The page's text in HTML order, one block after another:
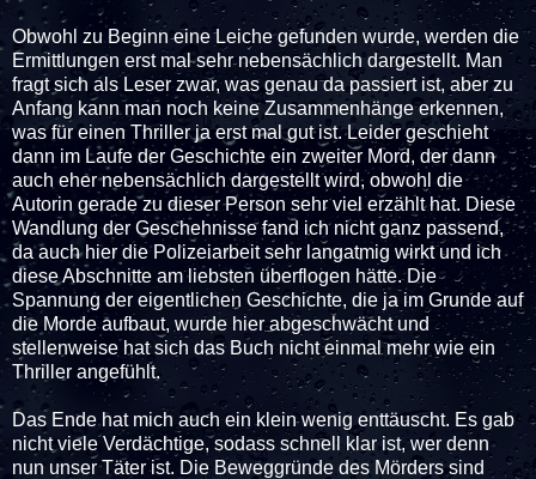
Obwohl zu Beginn eine Leiche gefunden wurde, werden die
Ermittlungen erst mal sehr nebensächlich dargestellt. Man
fragt sich als Leser zwar, was genau da passiert ist, aber zu
Anfang kann man noch keine Zusammenhänge erkennen,
was für einen Thriller ja erst mal gut ist. Leider geschieht
dann im Laufe der Geschichte ein zweiter Mord, der dann
auch eher nebensächlich dargestellt wird, obwohl die
Autorin gerade zu dieser Person sehr viel erzählt hat. Diese
Wandlung der Geschehnisse fand ich nicht ganz passend,
da auch hier die Polizeiarbeit sehr langatmig wirkt und ich
diese Abschnitte am liebsten überflogen hätte. Die
Spannung der eigentlichen Geschichte, die ja im Grunde auf
die Morde aufbaut, wurde hier abgeschwächt und
stellenweise hat sich das Buch nicht einmal mehr wie ein
Thriller angefühlt.
Das Ende hat mich auch ein klein wenig enttäuscht. Es gab
nicht viele Verdächtige, sodass schnell klar ist, wer denn
nun unser Täter ist. Die Beweggründe des Mörders sind